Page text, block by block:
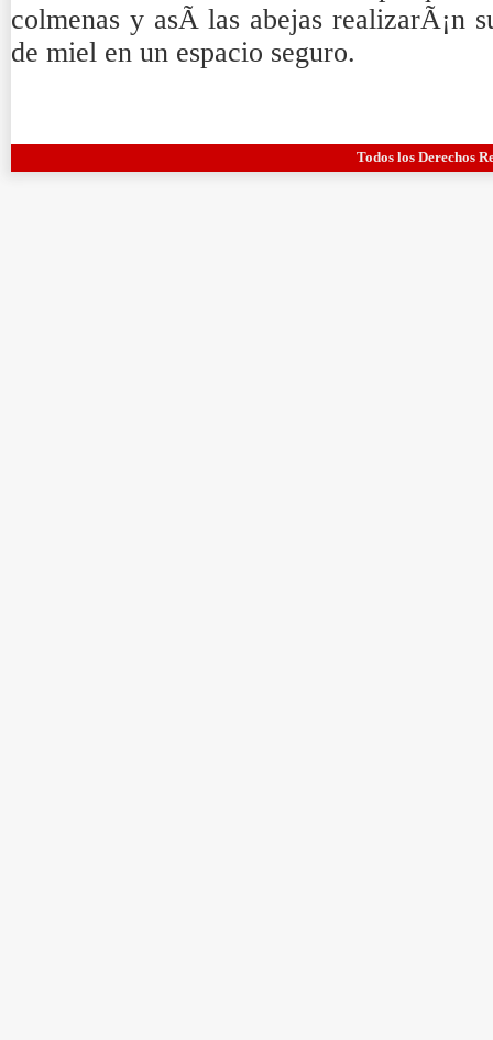
colmenas y asÃ­ las abejas realizarÃ¡n
de miel en un espacio seguro.
Todos los Derechos